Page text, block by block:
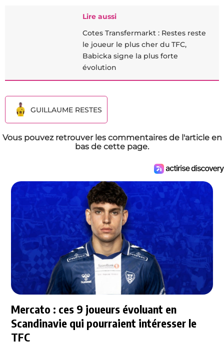
Lire aussi
Cotes Transfermarkt : Restes reste
le joueur le plus cher du TFC,
Babicka signe la plus forte
évolution
GUILLAUME RESTES
Vous pouvez retrouver les commentaires de l'article en
bas de cette page.
Mercato : ces 9 joueurs évoluant en
Scandinavie qui pourraient intéresser le
TFC